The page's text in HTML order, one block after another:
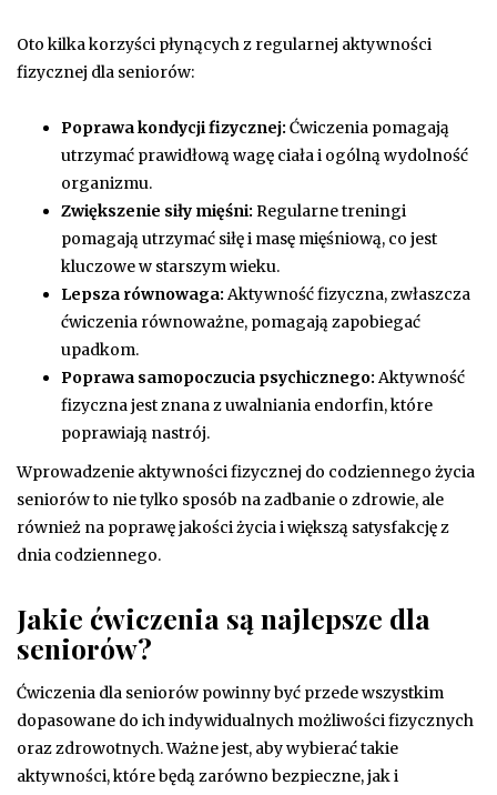
Oto kilka korzyści płynących z regularnej aktywności
fizycznej dla seniorów:
Poprawa kondycji fizycznej: Ćwiczenia pomagają
utrzymać prawidłową wagę ciała i ogólną wydolność
organizmu.
Zwiększenie siły mięśni: Regularne treningi
pomagają utrzymać siłę i masę mięśniową, co jest
kluczowe w starszym wieku.
Lepsza równowaga: Aktywność fizyczna, zwłaszcza
ćwiczenia równoważne, pomagają zapobiegać
upadkom.
Poprawa samopoczucia psychicznego: Aktywność
fizyczna jest znana z uwalniania endorfin, które
poprawiają nastrój.
Wprowadzenie aktywności fizycznej do codziennego życia
seniorów to nie tylko sposób na zadbanie o zdrowie, ale
również na poprawę jakości życia i większą satysfakcję z
dnia codziennego.
Jakie ćwiczenia są najlepsze dla
seniorów?
Ćwiczenia dla seniorów powinny być przede wszystkim
dopasowane do ich indywidualnych możliwości fizycznych
oraz zdrowotnych. Ważne jest, aby wybierać takie
aktywności, które będą zarówno bezpieczne, jak i